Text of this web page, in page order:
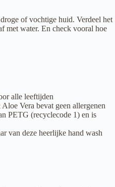
of vochtige huid. Verdeel het
met water. En check vooral hoe
alle leeftijden
Vera bevat geen allergenen
PETG (recyclecode 1) en is
van deze heerlijke hand wash